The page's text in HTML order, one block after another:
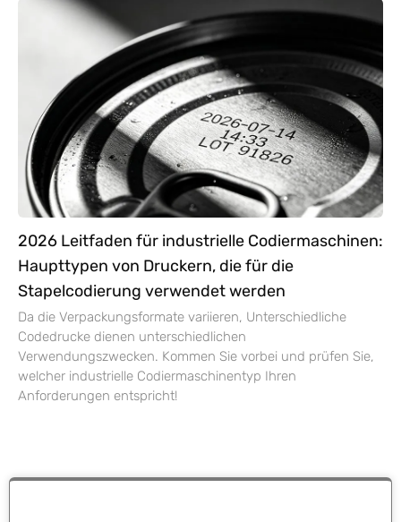
2026 Leitfaden für industrielle Codiermaschinen:
Haupttypen von Druckern, die für die
Stapelcodierung verwendet werden
Da die Verpackungsformate variieren, Unterschiedliche
Codedrucke dienen unterschiedlichen
Verwendungszwecken. Kommen Sie vorbei und prüfen Sie,
welcher industrielle Codiermaschinentyp Ihren
Anforderungen entspricht!